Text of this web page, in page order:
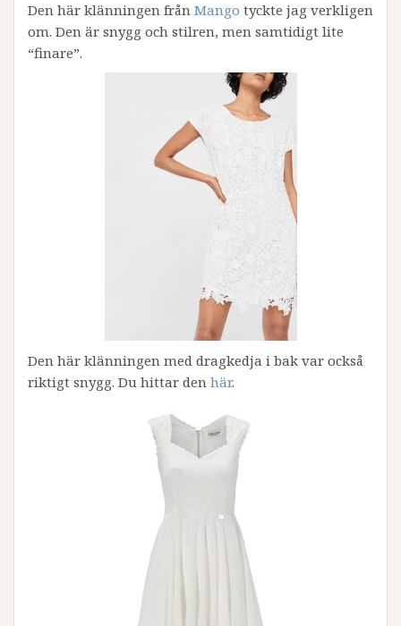
Den här klänningen från Mango tyckte jag verkligen
om. Den är snygg och stilren, men samtidigt lite
“finare”.
Den här klänningen med dragkedja i bak var också
riktigt snygg. Du hittar den här.